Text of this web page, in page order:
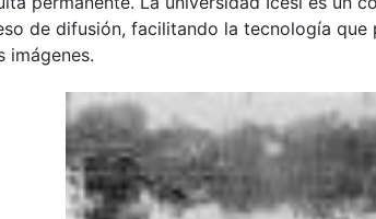
de difusión, facilitando la tecnología que
imágenes.